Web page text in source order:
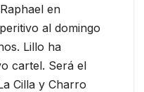
en
al domingo
Lillo ha
cartel. Será el
Cilla y Charro